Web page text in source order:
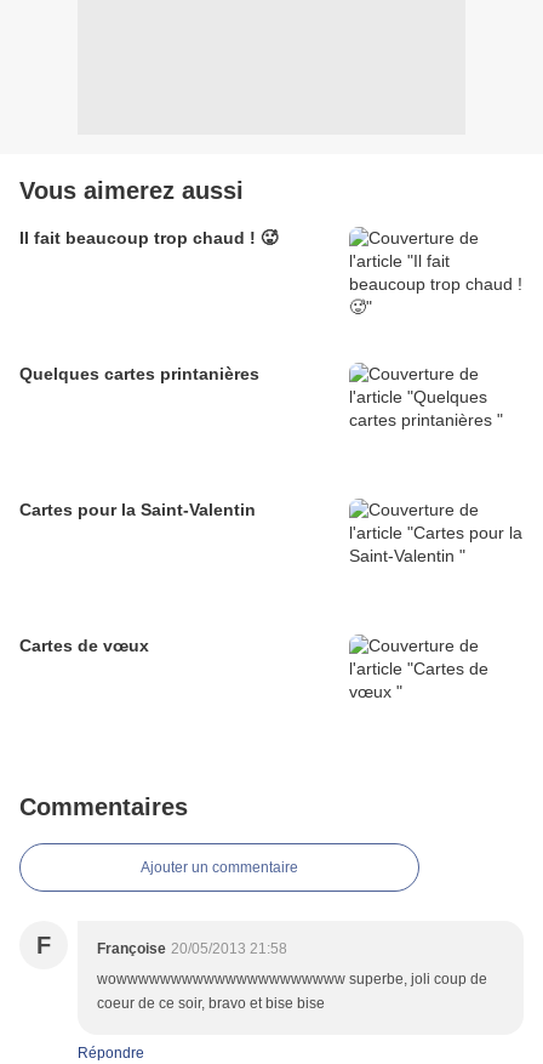
Vous aimerez aussi
Il fait beaucoup trop chaud ! 🥵
Quelques cartes printanières
Cartes pour la Saint-Valentin
Cartes de vœux
Commentaires
Ajouter un commentaire
F Françoise 20/05/2013 21:58
wowwwwwwwwwwwwwwwwwwwww superbe, joli coup de
coeur de ce soir, bravo et bise bise
Répondre